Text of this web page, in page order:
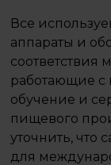
Все
аппараты и
соответствия
работающие
обучение и
пищевого
уточнить, что
для